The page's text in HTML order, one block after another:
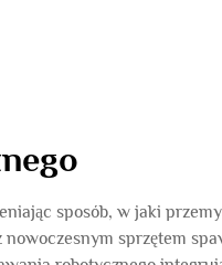
sposób, w jaki
sprzętem